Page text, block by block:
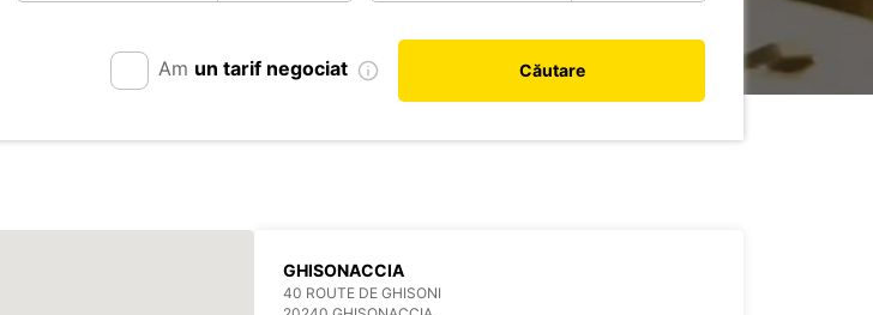
Am un tarif negociat Căutare
GHISONACCIA
40 ROUTE DE GHISONI